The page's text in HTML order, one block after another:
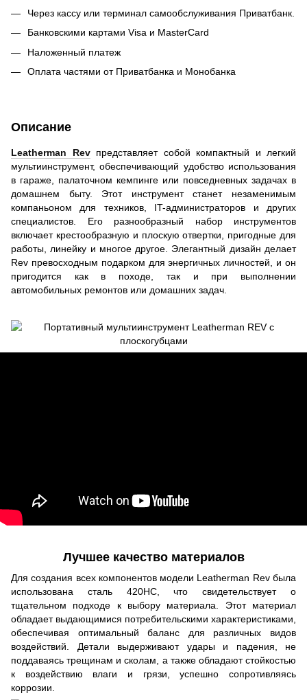
Через кассу или терминал самообслуживания Приватбанк.
Банковскими картами Visa и MasterCard
Наложенный платеж
Оплата частями от Приватбанка и Монобанка
Описание
Leatherman Revпредставляет собой компактный и легкий
мультиинструмент, обеспечивающий удобство использования
в гараже, палаточном кемпинге или повседневных задачах в
домашнем быту. Этот инструмент станет незаменимым
компаньоном для техников, IT-администраторов и других
специалистов. Его разнообразный набор инструментов
включает крестообразную и плоскую отвертки, пригодные для
работы, линейку и многое другое. Элегантный дизайн делает
Rev превосходным подарком для энергичных личностей, и он
пригодится как в походе, так и при выполнении
автомобильных ремонтов или домашних задач.
Лучшее качество материалов
Для создания всех компонентов модели Leatherman Rev была
использована сталь 420HC, что свидетельствует о
тщательном подходе к выбору материала. Этот материал
обладает выдающимися потребительскими характеристиками,
обеспечивая оптимальный баланс для различных видов
воздействий. Детали выдерживают удары и падения, не
поддаваясь трещинам и сколам, а также обладают стойкостью
к воздействию влаги и грязи, успешно сопротивляясь
коррозии.